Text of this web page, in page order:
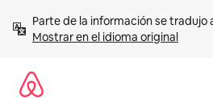
contenidoMostrar en el idioma original